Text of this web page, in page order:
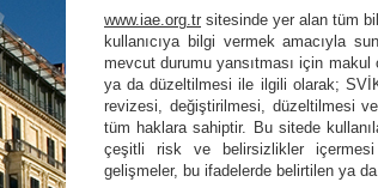
www.iae.org.tr sitesinde yer alan tüm
kullanıcıya bilgi vermek amacıyla
mevcut durumu yansıtması için
ya da düzeltilmesi ile ilgili olarak;
revizesi, değiştirilmesi, düzeltilmesi
tüm haklara sahiptir. Bu sitede
çeşitli risk ve belirsizlikler içermesi
gelişmeler, bu ifadelerde belirtilen ya